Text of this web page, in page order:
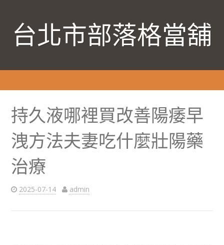
台北市部落格當舖
持久液哪裡買改善陽痿早
洩方法夫妻吃什麼壯陽藥
治療
2025-07-14 admin